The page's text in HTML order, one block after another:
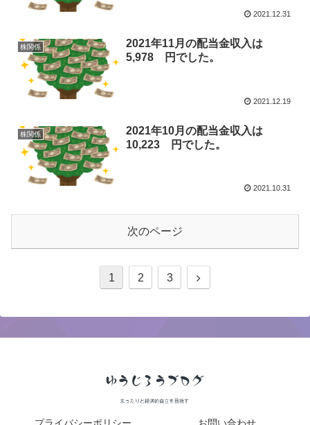
2021.12.31
株関係
2021年11月の配当金収入は
5,978 円でした。
2021.12.19
株関係
2021年10月の配当金収入は
10,223 円でした。
2021.10.31
次のページ
1 2 3